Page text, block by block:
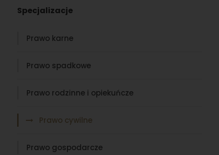
Specjalizacje
Prawo karne
Prawo spadkowe
Prawo rodzinne i opiekuńcze
Prawo cywilne
Prawo gospodarcze